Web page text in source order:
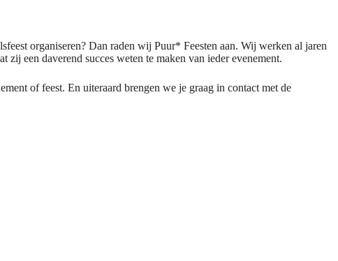
organiseren? Dan raden wij Puur* Feesten aan. Wij werken al jaren
zij een daverend succes weten te maken van ieder evenement.
of feest. En uiteraard brengen we je graag in contact met de